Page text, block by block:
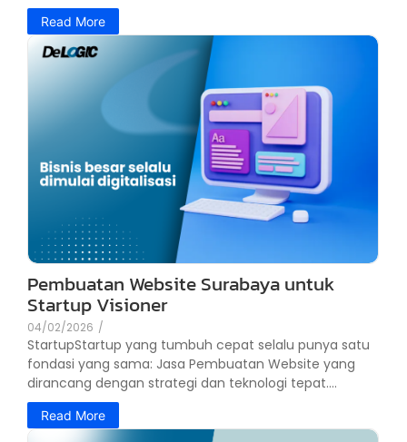
Read More
Pembuatan Website Surabaya untuk
Startup Visioner
04/02/2026 /
StartupStartup yang tumbuh cepat selalu punya satu
fondasi yang sama: Jasa Pembuatan Website yang
dirancang dengan strategi dan teknologi tepat....
Read More